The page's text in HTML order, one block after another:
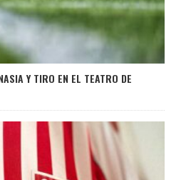
Y TIRO EN EL TEATRO DE